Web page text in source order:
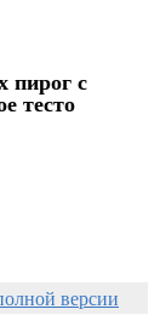
пирог с
тесто
версии